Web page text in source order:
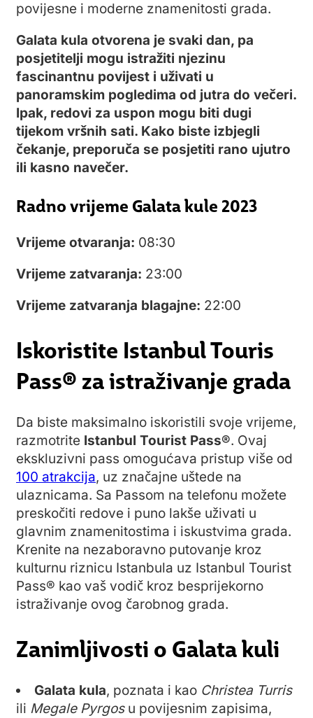
povijesne i moderne znamenitosti grada.
Galata kula otvorena je svaki dan, pa
posjetitelji mogu istražiti njezinu
fascinantnu povijest i uživati u
panoramskim pogledima od jutra do večeri.
Ipak, redovi za uspon mogu biti dugi
tijekom vršnih sati. Kako biste izbjegli
čekanje, preporuča se posjetiti rano ujutro
ili kasno navečer.
Radno vrijeme Galata kule 2023
Vrijeme otvaranja: 08:30
Vrijeme zatvaranja: 23:00
Vrijeme zatvaranja blagajne: 22:00
Iskoristite Istanbul Touris
Pass® za istraživanje grada
Da biste maksimalno iskoristili svoje vrijeme,
razmotrite Istanbul Tourist Pass®. Ovaj
ekskluzivni pass omogućava pristup više od
100 atrakcija, uz značajne uštede na
ulaznicama. Sa Passom na telefonu možete
preskočiti redove i puno lakše uživati u
glavnim znamenitostima i iskustvima grada.
Krenite na nezaboravno putovanje kroz
kulturnu riznicu Istanbula uz Istanbul Tourist
Pass® kao vaš vodič kroz besprijekorno
istraživanje ovog čarobnog grada.
Zanimljivosti o Galata kuli
Galata kula, poznata i kao Christea Turris
ili Megale Pyrgosu povijesnim zapisima,